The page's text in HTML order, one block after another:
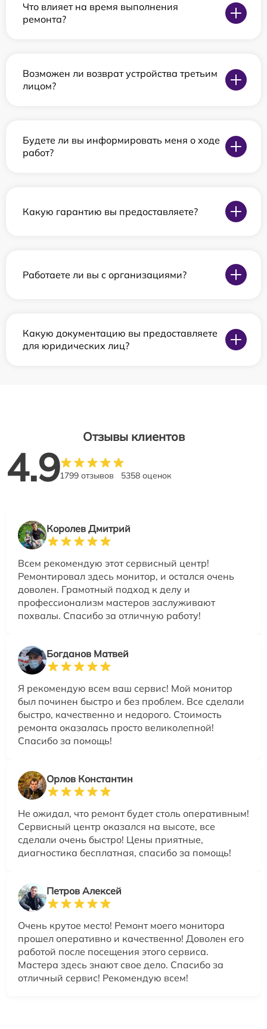
Что влияет на время выполнения
ремонта?
Возможен ли возврат устройства третьим
лицом?
Будете ли вы информировать меня о ходе
работ?
Какую гарантию вы предоставляете?
Работаете ли вы с организациями?
Какую документацию вы предоставляете
для юридических лиц?
Отзывы клиентов
4.91799 отзывов 5358 оценок
Королев Дмитрий
Всем рекомендую этот сервисный центр!
Ремонтировал здесь монитор, и остался очень
доволен. Грамотный подход к делу и
профессионализм мастеров заслуживают
похвалы. Спасибо за отличную работу!
Богданов Матвей
Я рекомендую всем ваш сервис! Мой монитор
был починен быстро и без проблем. Все сделали
быстро, качественно и недорого. Стоимость
ремонта оказалась просто великолепной!
Спасибо за помощь!
Орлов Константин
Не ожидал, что ремонт будет столь оперативным!
Сервисный центр оказался на высоте, все
сделали очень быстро! Цены приятные,
диагностика бесплатная, спасибо за помощь!
Петров Алексей
Очень крутое место! Ремонт моего монитора
прошел оперативно и качественно! Доволен его
работой после посещения этого сервиса.
Мастера здесь знают свое дело. Спасибо за
отличный сервис! Рекомендую всем!